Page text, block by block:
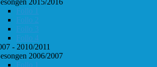
Follo 1
Follo 2
Follo 3
Follo 4
- 2010/2011
2006/2007
Follo 1